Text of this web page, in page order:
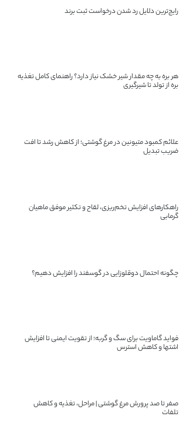
رایج‌ترین دلایل رد شدن درخواست ثبت برند
هر بره به چه مقدار شیر خشک نیاز دارد؟ راهنمای کامل تغذیه
بره از تولد تا شیرگیری
علائم کمبود متیونین در مرغ گوشتی؛ از کاهش رشد تا افت
ضریب تبدیل
راهکارهای افزایش تخم‌ریزی، لقاح و تکثیر موفق ماهیان
گرمابی
چگونه احتمال دوقلوزایی در گوسفند را افزایش دهیم؟
فواید گاماویت برای سگ و گربه؛ از تقویت ایمنی تا افزایش
اشتها و کاهش استرس
صفر تا صد پرورش مرغ گوشتی | مراحل، تغذیه و کاهش
تلفات